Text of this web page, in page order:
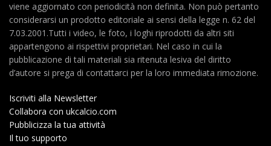
viene aggiornato con periodicità non definita. Non può pertanto
considerarsi un prodotto editoriale ai sensi della legge n. 62 del
7.03.2001.Tutti i video, le foto, i loghi riprodotti da altri siti
appartengono ai rispettivi proprietari. Nel caso in cui la
pubblicazione di tali materiali sia ritenuta lesiva del diritto
d’autore si prega di contattarci per la loro immediata rimozione.
Iscriviti alla Newsletter
Collabora con ukcalcio.com
Pubblicizza la tua attività
Il tuo supporto